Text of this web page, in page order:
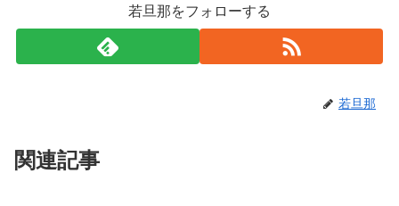
若旦那をフォローする
若旦那
関連記事